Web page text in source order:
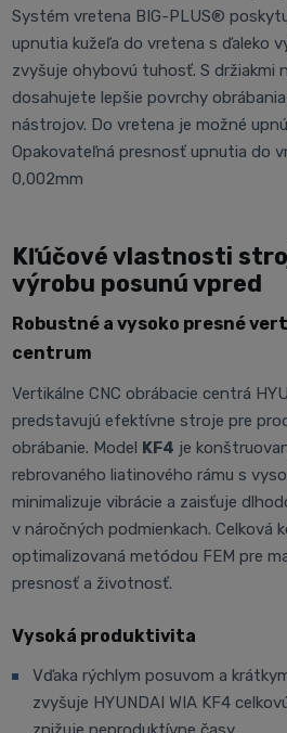
Systém vretena BIG-PLUS®
upnutia kužeľa do vretena s ďaleko
zvyšuje ohybovú tuhosť. S držiakmi
dosahujete lepšie povrchy
nástrojov. Do vretena je možné
Opakovateľná presnosť upnutia do
0,002mm
Kľúčové vlastnosti
výrobu posunú vpred
Robustné a vysoko presné
centrum
Vertikálne CNC obrábacie centrá
predstavujú efektívne stroje pre
obrábanie. Model KF4 je
rebrovaného liatinového rámu s
minimalizuje vibrácie a zaisťuje
v náročných podmienkach. Celková
optimalizovaná metódou FEM pre
presnosť a životnosť.
Vysoká produktivita
Vďaka rýchlym posuvom a
zvyšuje HYUNDAI WIA KF4